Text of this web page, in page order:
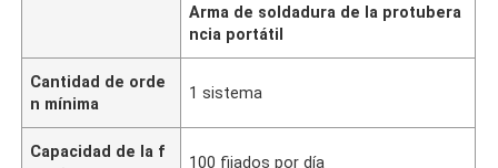
Arma de soldadura de la protubera
ncia portátil
Cantidad de orde
n mínima
1 sistema
Capacidad de la f
100 fijados por día